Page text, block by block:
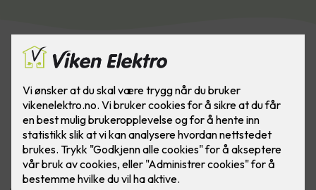
Her finner du en oversikt over Viken
Elektro AS sin bruk av
informasjonskapsler (cookies).
Informasjonskapsler (cookies) er små tekstfiler som
plasseres på din datamaskin når du laster ned en nettside. Vi
bruker i dag informasjonskapsler til følgende formål: